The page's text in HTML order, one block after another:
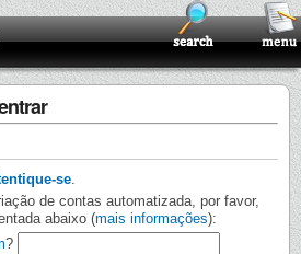
se
de contas automatizada, por favor,
abaixo (mais informações):
?